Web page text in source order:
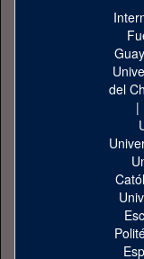
del
|